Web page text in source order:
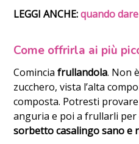
LEGGI ANCHE:quando
Come offrirla ai più
Cominciafrullandola. Non
zucchero, vista l’alta
composta. Potresti
anguria e poi a frullarli
sorbetto casalingo sano e